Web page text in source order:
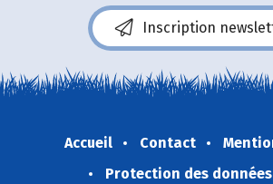
Inscription
Accueil Contact
Protection des données